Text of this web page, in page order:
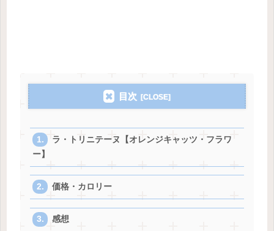
目次
ラ・トリニテーヌ【オレンジキャッツ・フラワ
ー】
価格・カロリー
感想